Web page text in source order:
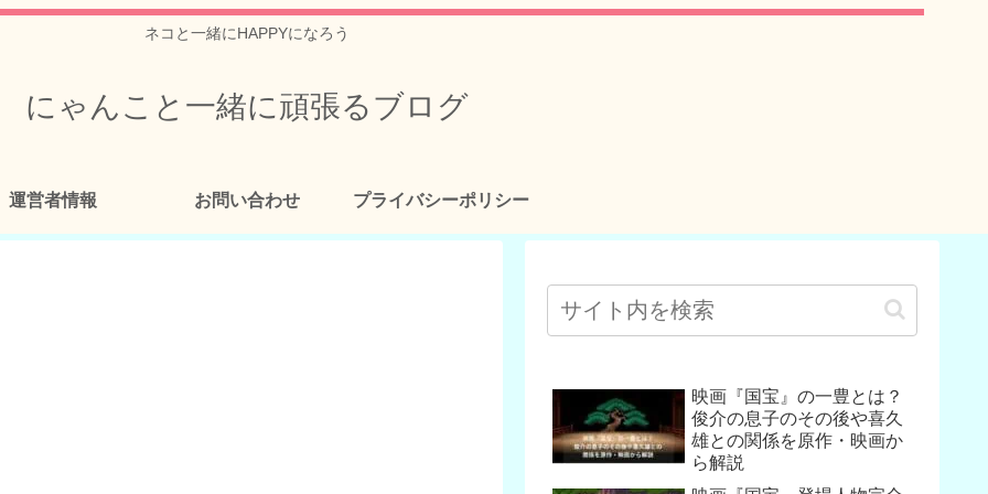
ネコと一緒にHAPPYになろう
にゃんこと一緒に頑張るブログ
運営者情報 お問い合わせ プライバシーポリシー
映画『国宝』の一豊とは？
俊介の息子のその後や喜久
雄との関係を原作・映画か
ら解説